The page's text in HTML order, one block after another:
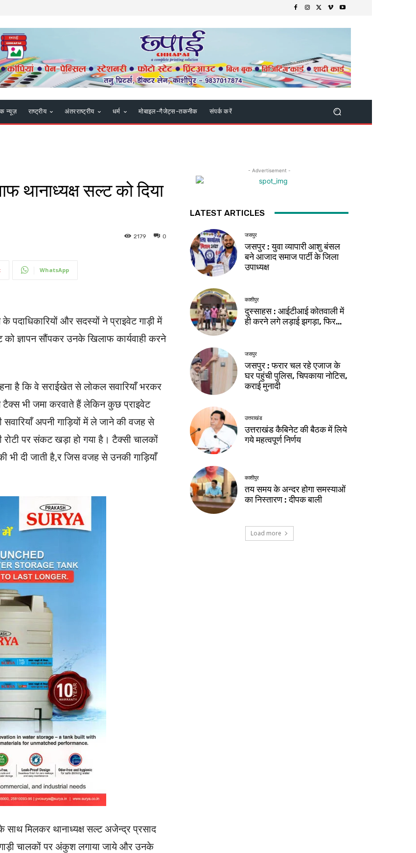
न्यूज़ राष्ट्रीय अंतरराष्ट्रीय धर्म मोबाइल-गैजेट्स-तकनीक संपर्क करें
थानाध्यक्ष सल्ट को दिया
0
2179
WhatsApp
पदाधिकारियों और सदस्यों ने प्राइवेट गाड़ी में
ज्ञापन सौंपकर उनके खिलाफ कार्यवाही करने
है कि वे सराईखेत से लोकल सवारियाँ भरकर
भी जमा करवाते हैं लेकिन कुछ प्राइवेट
अपनी गाड़ियों में ले जाने की वजह से
पर संकट खड़ा हो गया है। टैक्सी चालकों
भी दी जाती है,र जिस वजह से उनकी गाड़ियाँ
साथ मिलकर थानाध्यक्ष सल्ट अजेन्द्र प्रसाद
चालकों पर अंकुश लगाया जाये और उनके
- Advertisement -
LATEST ARTICLES
जसपुर
जसपुर : युवा व्यापारी आशु बंसल
बने आजाद समाज पार्टी के जिला
उपाध्यक्ष
काशीपुर
दुस्साहस : आईटीआई कोतवाली में
ही करने लगे लड़ाई झगड़ा, फिर…
जसपुर
जसपुर : फरार चल रहे एजाज के
घर पहुंची पुलिस, चिपकाया नोटिस,
कराई मुनादी
उत्तराखंड
उत्तराखंड कैबिनेट की बैठक में लिये
गये महत्वपूर्ण निर्णय
काशीपुर
तय समय के अन्दर होगा समस्याओं
का निस्तारण : दीपक बाली
Load more